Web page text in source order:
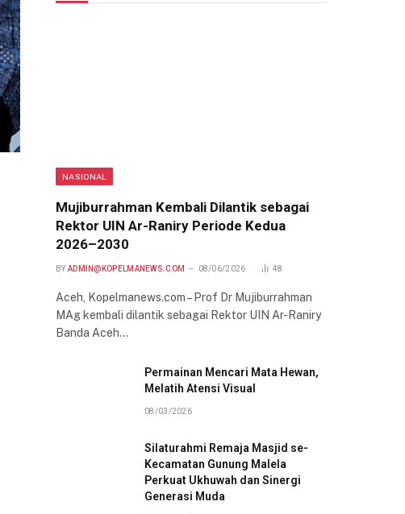
NASIONAL
Mujiburrahman Kembali Dilantik sebagai
Rektor UIN Ar-Raniry Periode Kedua
2026–2030
BY ADMIN@KOPELMANEWS.COM 08/06/2026 48
Aceh, Kopelmanews.com – Prof Dr Mujiburrahman
MAg kembali dilantik sebagai Rektor UIN Ar-Raniry
Banda Aceh…
Permainan Mencari Mata Hewan,
Melatih Atensi Visual
08/03/2026
Silaturahmi Remaja Masjid se-
Kecamatan Gunung Malela
Perkuat Ukhuwah dan Sinergi
Generasi Muda